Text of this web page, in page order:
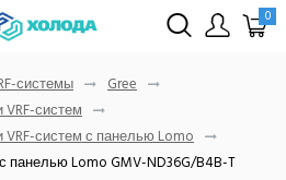
0
системы
Gree
систем
систем с панелью Lomo
панелью Lomo GMV-ND36G/B4B-T